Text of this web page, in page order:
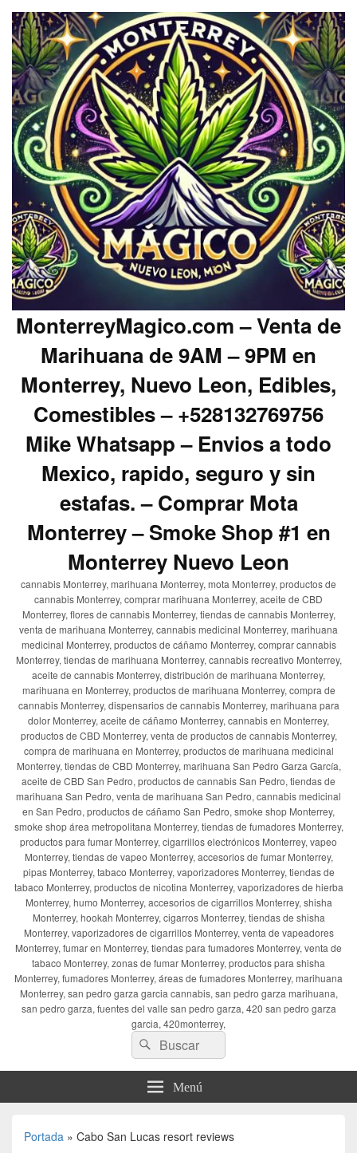
MonterreyMagico.com – Venta de
Marihuana de 9AM – 9PM en
Monterrey, Nuevo Leon, Edibles,
Comestibles – +528132769756
Mike Whatsapp – Envios a todo
Mexico, rapido, seguro y sin
estafas. – Comprar Mota
Monterrey – Smoke Shop #1 en
Monterrey Nuevo Leon
cannabis Monterrey, marihuana Monterrey, mota Monterrey, productos de
cannabis Monterrey, comprar marihuana Monterrey, aceite de CBD
Monterrey, flores de cannabis Monterrey, tiendas de cannabis Monterrey,
venta de marihuana Monterrey, cannabis medicinal Monterrey, marihuana
medicinal Monterrey, productos de cáñamo Monterrey, comprar cannabis
Monterrey, tiendas de marihuana Monterrey, cannabis recreativo Monterrey,
aceite de cannabis Monterrey, distribución de marihuana Monterrey,
marihuana en Monterrey, productos de marihuana Monterrey, compra de
cannabis Monterrey, dispensarios de cannabis Monterrey, marihuana para
dolor Monterrey, aceite de cáñamo Monterrey, cannabis en Monterrey,
productos de CBD Monterrey, venta de productos de cannabis Monterrey,
compra de marihuana en Monterrey, productos de marihuana medicinal
Monterrey, tiendas de CBD Monterrey, marihuana San Pedro Garza García,
aceite de CBD San Pedro, productos de cannabis San Pedro, tiendas de
marihuana San Pedro, venta de marihuana San Pedro, cannabis medicinal
en San Pedro, productos de cáñamo San Pedro, smoke shop Monterrey,
smoke shop área metropolitana Monterrey, tiendas de fumadores Monterrey,
productos para fumar Monterrey, cigarrillos electrónicos Monterrey, vapeo
Monterrey, tiendas de vapeo Monterrey, accesorios de fumar Monterrey,
pipas Monterrey, tabaco Monterrey, vaporizadores Monterrey, tiendas de
tabaco Monterrey, productos de nicotina Monterrey, vaporizadores de hierba
Monterrey, humo Monterrey, accesorios de cigarrillos Monterrey, shisha
Monterrey, hookah Monterrey, cigarros Monterrey, tiendas de shisha
Monterrey, vaporizadores de cigarrillos Monterrey, venta de vapeadores
Monterrey, fumar en Monterrey, tiendas para fumadores Monterrey, venta de
tabaco Monterrey, zonas de fumar Monterrey, productos para shisha
Monterrey, fumadores Monterrey, áreas de fumadores Monterrey, marihuana
Monterrey, san pedro garza garcia cannabis, san pedro garza marihuana,
san pedro garza, fuentes del valle san pedro garza, 420 san pedro garza
garcia, 420monterrey,
Buscar
por:
Buscar
Menú
Portada » Cabo San Lucas resort reviews